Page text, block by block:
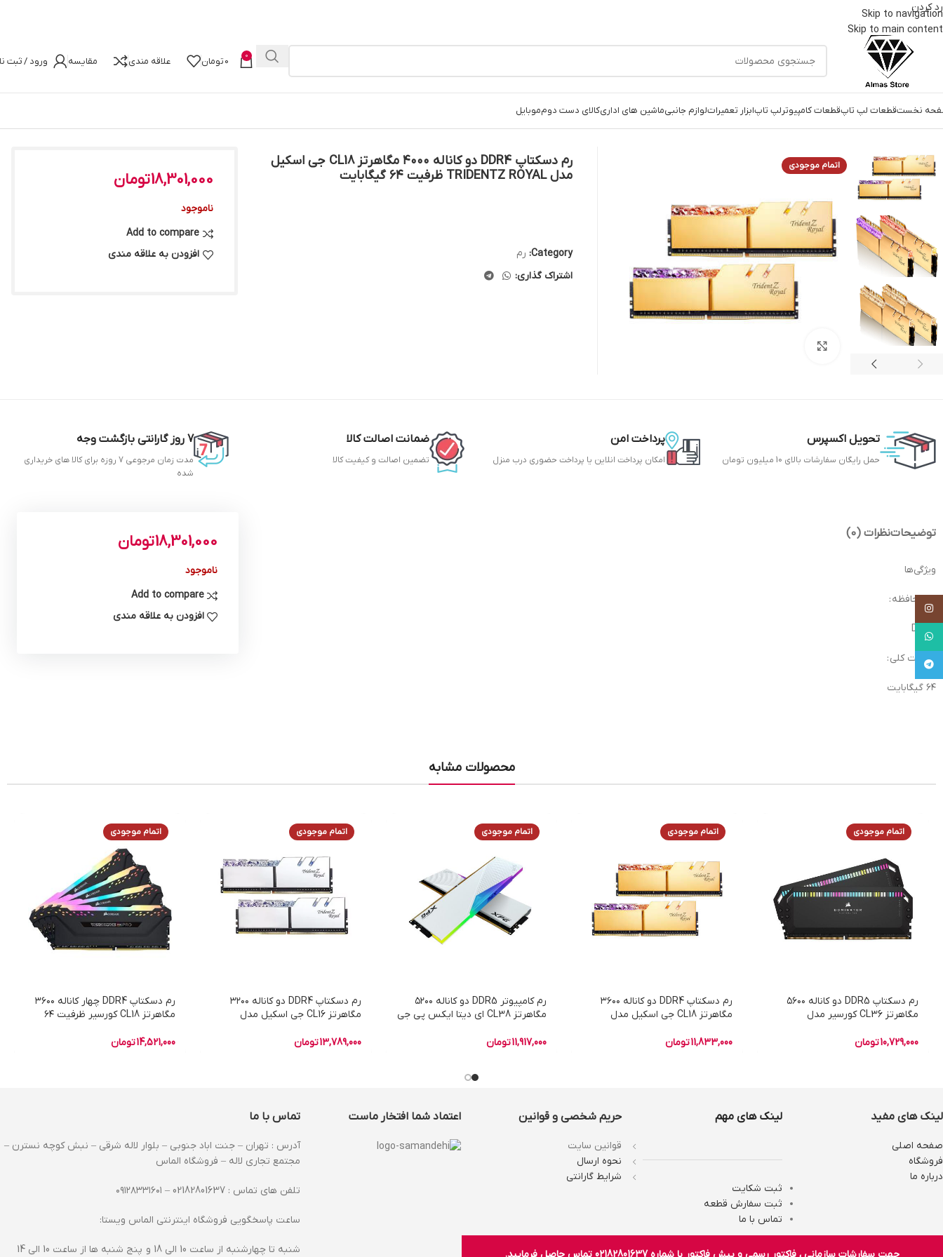
رد کردن
Skip to navigation
Skip to main content
0
0تومان علاقه مندی مقایسه ورود / ثبت
نخستقطعات لپ تاپقطعات کامپیوترلپ تاپابزار تعمیراتلوازم جانبیماشین های اداریکالای دست دومموبایل
اتمام موجودی
رم دسکتاپ DDR4 دو کاناله ۴۰۰۰ مگاهرتز CL18 جی اسکیل
مدل TRIDENTZ ROYAL ظرفیت ۶۴ گیگابایت
Category: رم
اشتراک گذاری:
18,301,000تومان
ناموجود
Add to compare
افزودن به علاقه مندی
تحویل اکسپرس
حمل رایگان سفارشات بالای 10 میلیون تومان
پرداخت امن
امکان پرداخت انلاین یا پرداخت حضوری درب منزل
ضمانت اصالت کالا
تضمین اصالت و کیفیت کالا
7 روز گارانتی بازگشت وجه
مدت زمان مرجوعی 7 روزه برای کالا های خریداری
شده
توضیحاتنظرات (0)
ویژگی‌ها
نوع حافظه :
DDR4
ظرفیت کلی :
۶۴ گیگابایت
18,301,000تومان
ناموجود
Add to compare
افزودن به علاقه مندی
محصولات مشابه
اتمام موجودی
رم دسکتاپ DDR5 دو کاناله ۵۶۰۰
مگاهرتز CL36 کورسیر مدل
۳۲ گیگابایت
10,729,000تومان
اتمام موجودی
رم دسکتاپ DDR4 دو کاناله ۳۶۰۰
مگاهرتز CL18 جی اسکیل مدل
۶۴ گیگابایت
11,833,000تومان
اتمام موجودی
رم کامپیوتر DDR5 دو کاناله ۵۲۰۰
مگاهرتز CL38 ای دیتا ایکس پی جی
MODULE ظرفیت ۳۲ گیگابایت
11,917,000تومان
اتمام موجودی
رم دسکتاپ DDR4 دو کاناله ۳۲۰۰
مگاهرتز CL16 جی اسکیل مدل
گیگابایت
13,789,000تومان
اتمام موجودی
رم دسکتاپ DDR4 چهار کاناله ۳۶۰۰
مگاهرتز CL18 کورسیر ظرفیت ۶۴
14,521,000تومان
لینک های مفید
صفحه اصلی
فروشگاه
درباره ما
لینک های مهم
ثبت شکایت
ثبت سفارش قطعه
تماس با ما
حریم شخصی و قوانین
قوانین سایت
نحوه ارسال
شرایط گارانتی
اعتماد شما افتخار ماست تماس با ما
آدرس : تهران – جنت اباد جنوبی – بلوار لاله شرقی – نبش کوچه نسترن –
مجتمع تجاری لاله – فروشگاه الماس
تلفن های تماس : 02182801637 – ۰۹۱۲۸۳۳۱۶۰۱
ساعت پاسخگویی فروشگاه اینترنتی الماس ویستا:
شنبه تا چهارشنبه از ساعت 10 الی 18 و پنج شنبه ها از ساعت 10 الی 14
Telegram